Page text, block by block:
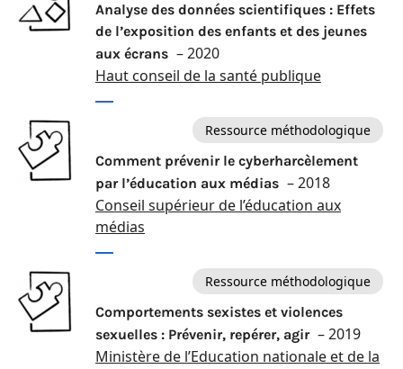
Analyse des données scientifiques : Effets
de l’exposition des enfants et des jeunes
aux écrans – 2020
Haut conseil de la santé publique
Ressource méthodologique
Comment prévenir le cyberharcèlement
par l’éducation aux médias – 2018
Conseil supérieur de l’éducation aux
médias
Ressource méthodologique
Comportements sexistes et violences
sexuelles : Prévenir, repérer, agir – 2019
Ministère de l’Education nationale et de la